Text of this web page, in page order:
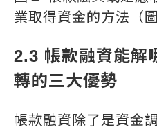
業取得資金的方法（
2.3 帳款融資能解
轉的三大優勢
帳款融資除了是資金